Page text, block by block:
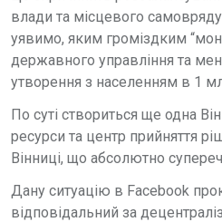
влади та місцевого
уявимо, яким громіздким
державного управління та
утворення з населенням в 1
По суті створиться ще одна
ресурси та центр прийняття
Вінниці, що абсолютно
Дану ситуацію в Facebook
відповідальний за